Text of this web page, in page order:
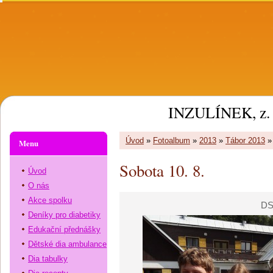
INZULÍNEK, z.
Úvod » Fotoalbum » 2013 » Tábor 2013
Sobota 10. 8.
Menu
Úvod
O nás
Akce spolku
Deníky pro diabetiky
Edukační přednášky
Dětské dia ambulance
Dia tabulky